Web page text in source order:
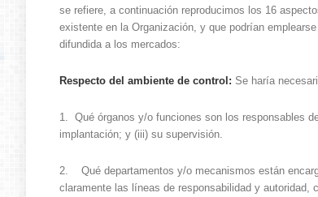
se refiere, a continuación reproducimos los 16
existente en la Organización, y que podrían
difundida a los mercados:
Respecto del ambiente de control: Se haría
1. Qué órganos y/o funciones son los responsables
implantación; y (iii) su supervisión.
2. Qué departamentos y/o mecanismos están
claramente las líneas de responsabilidad y